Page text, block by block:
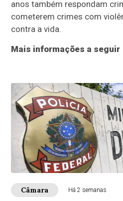
anos também respondam
cometerem crimes com
contra a vida.
Mais informações a seguir
Câmara Há 2 semanas